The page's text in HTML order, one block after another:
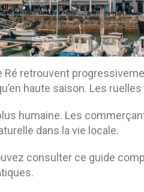
Ré retrouvent
haute saison. Les
humaine. Les
dans la vie locale.
consulter ce guide